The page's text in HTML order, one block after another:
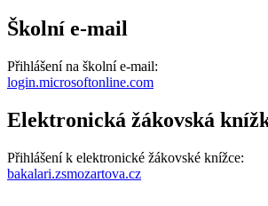
Školní e-mail
Přihlášení na školní e-mail:
login.microsoftonline.com
Elektronická žákovská
Přihlášení k elektronické žákovské knížce:
bakalari.zsmozartova.cz